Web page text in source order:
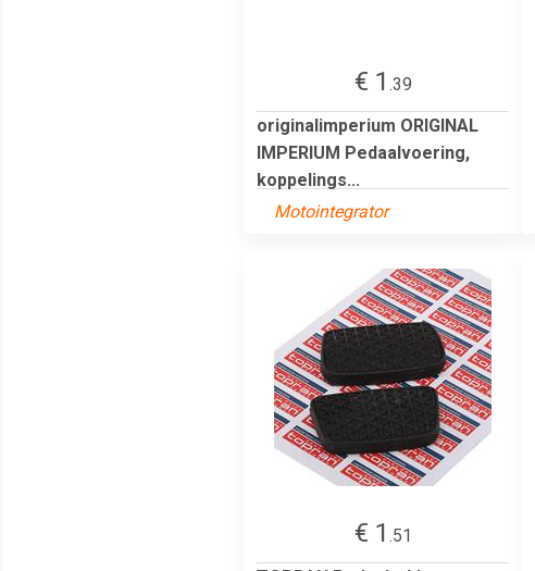
€ 1 .39
originalimperium ORIGINAL
IMPERIUM Pedaalvoering,
koppelings...
Motointegrator
€ 1 .51